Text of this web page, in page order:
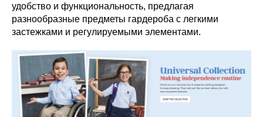
удобство и функциональность, предлагая
разнообразные предметы гардероба с легкими
застежками и регулируемыми элементами.